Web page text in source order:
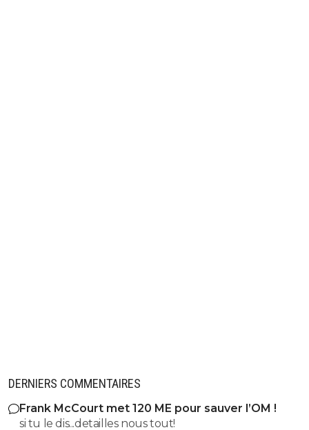
DERNIERS COMMENTAIRES
Frank McCourt met 120 ME pour sauver l’OM !
si tu le dis...detailles nous tout!